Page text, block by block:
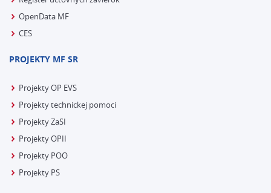
OpenData MF
CES
PROJEKTY MF SR
Projekty OP EVS
Projekty technickej pomoci
Projekty ZaSI
Projekty OPII
Projekty POO
Projekty PS